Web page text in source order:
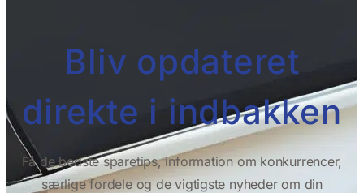
Bliv opdateret
direkte i indbakken
Få de bedste sparetips, information om konkurrencer,
særlige fordele og de vigtigste nyheder om din